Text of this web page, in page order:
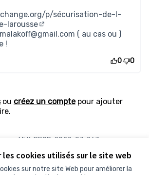
cookies utilisés sur le site web
sur notre site Web pour améliorer la
p/sécurisation-de-l-
larousse
(Lien externe)( au cas ou )
!
0 0
ou créez un comptepour ajouter
: MLK-PROP-2022-07-263
l'empreinte numérique